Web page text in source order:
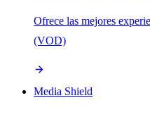
Ofrece las mejores
(VOD)
Media Shield